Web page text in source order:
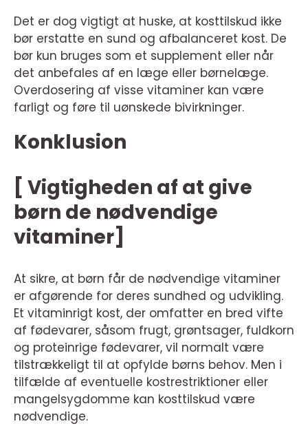
Det er dog vigtigt at huske, at kosttilskud ikke
bør erstatte en sund og afbalanceret kost. De
bør kun bruges som et supplement eller når
det anbefales af en læge eller børnelæge.
Overdosering af visse vitaminer kan være
farligt og føre til uønskede bivirkninger.
Konklusion
[ Vigtigheden af at give
børn de nødvendige
vitaminer]
At sikre, at børn får de nødvendige vitaminer
er afgørende for deres sundhed og udvikling.
Et vitaminrigt kost, der omfatter en bred vifte
af fødevarer, såsom frugt, grøntsager, fuldkorn
og proteinrige fødevarer, vil normalt være
tilstrækkeligt til at opfylde børns behov. Men i
tilfælde af eventuelle kostrestriktioner eller
mangelsygdomme kan kosttilskud være
nødvendige.